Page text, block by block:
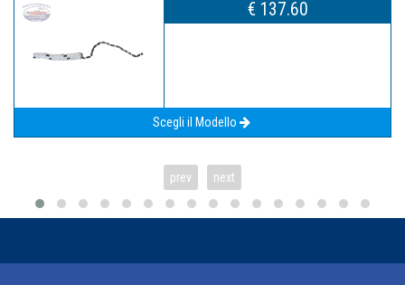
€ 14.90
Vedi Dettagli
prev next